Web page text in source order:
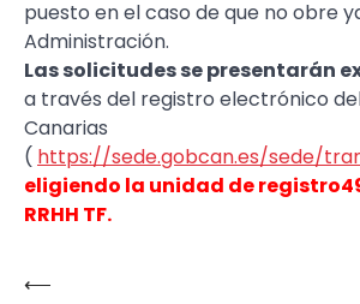
puesto en el caso de que no obre
Administración.
Las solicitudes se presentarán
a través del registro electrónico
Canarias
( https://sede.gobcan.es/sede/
eligiendo la unidad de
RRHH TF.
Navegación
⟵